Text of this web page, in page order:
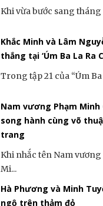
Khi vừa bước sang tháng
Khắc Minh và Lâm
thắng tại ‘Úm Ba La Ra
Trong tập 21 của “Úm Ba
Nam vương Phạm Minh
song hành cùng võ
trang
Khi nhắc tên Nam vương
Mi...
Hà Phương và Minh
ngộ trên thảm đỏ